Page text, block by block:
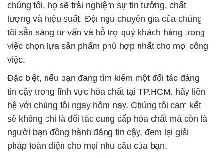
chúng tôi, họ sẽ trải nghiệm sự tin tưởng, chất
lượng và hiệu suất. Đội ngũ chuyên gia của chúng
tôi sẵn sàng tư vấn và hỗ trợ quý khách hàng trong
việc chọn lựa sản phẩm phù hợp nhất cho mọi công
việc.
Đặc biệt, nếu bạn đang tìm kiếm một đối tác đáng
tin cậy trong lĩnh vực hóa chất tại TP.HCM, hãy liên
hệ với chúng tôi ngay hôm nay. Chúng tôi cam kết
sẽ không chỉ là đối tác cung cấp hóa chất mà còn là
người bạn đồng hành đáng tin cậy, đem lại giải
pháp toàn diện cho mọi nhu cầu của bạn.